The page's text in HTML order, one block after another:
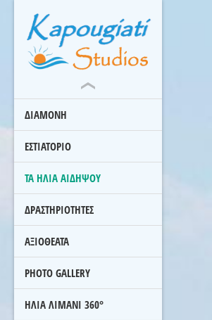
ΔΙΑΜΟΝΗ
ΕΣΤΙΑΤΟΡΙΟ
ΤΑ ΗΛΙΑ ΑΙΔΗΨΟΥ
ΔΡΑΣΤΗΡΙΟΤΗΤΕΣ
ΑΞΙΟΘΕΑΤΑ
PHOTO GALLERY
ΗΛΙΑ ΛΙΜΑΝΙ 360°